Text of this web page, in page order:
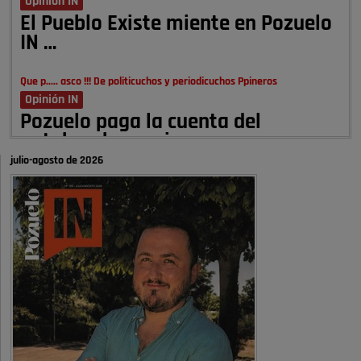
El Pueblo Existe miente en Pozuelo
IN …
Que p..... asco !!! De politicuchos y periodicuchos Ppineros
Opinión IN
Pozuelo paga la cuenta del
autobombo: casi …
Señora Alcaldesa Ud no ha vivido nunca en Pozuelo , pero yo si desde
hace más de 60 años , …
Pozuelo de Alarcón
Quejas por el deterioro de la
limpieza …
A ver si es posible que haya vivienda para familias con hijos y no
solamente jóvenes que no es tan …
Pozuelo de Alarcón
Pozuelo desbloquea
julio-agosto de 2026